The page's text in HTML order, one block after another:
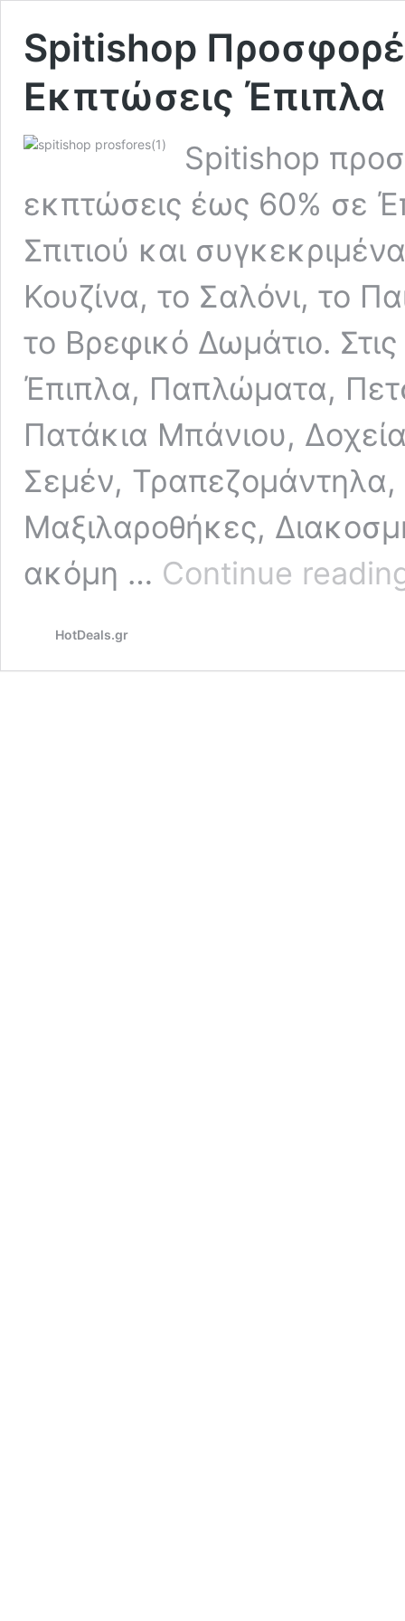
Spitishop
Εκπτώσεις Έπιπλα
Spitishop
εκπτώσεις έως 60% σε
Σπιτιού και
Κουζίνα, το Σαλόνι, το
το Βρεφικό Δωμάτιο.
Έπιπλα, Παπλώματα,
Πατάκια Μπάνιου,
Σεμέν, Τραπεζομάντηλα,
Μαξιλαροθήκες,
ακόμη … Continue
HotDeals.gr